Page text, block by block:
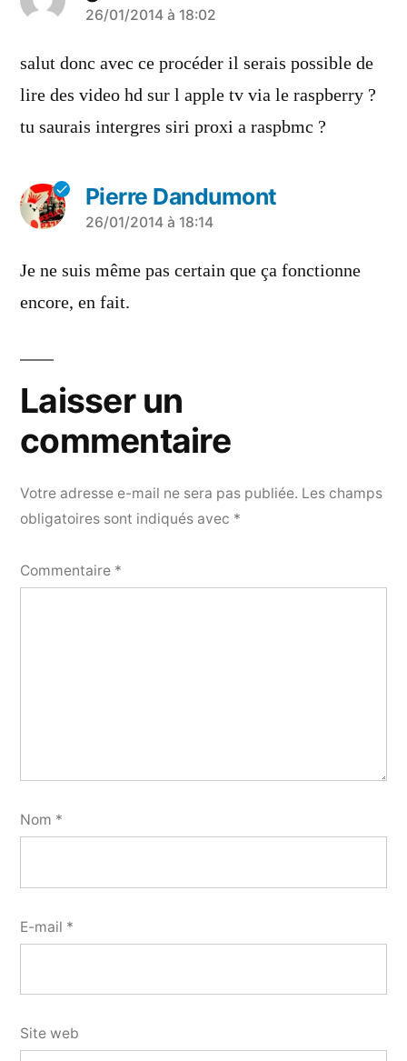
a
dit :
26/01/2014 à 18:02
salut donc avec ce procéder il serais possible de
lire des video hd sur l apple tv via le raspberry ?
tu saurais intergres siri proxi a raspbmc ?
Pierre Dandumont
a
dit :
26/01/2014 à 18:14
Je ne suis même pas certain que ça fonctionne
encore, en fait.
Laisser un
commentaire
Votre adresse e-mail ne sera pas publiée. Les champs
obligatoires sont indiqués avec *
Commentaire *
Nom *
E-mail *
Site web